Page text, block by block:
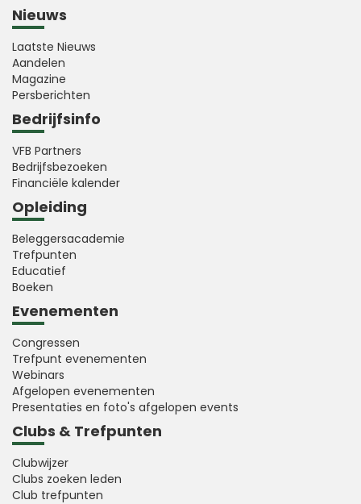
Nieuws
Laatste Nieuws
Aandelen
Magazine
Persberichten
Bedrijfsinfo
VFB Partners
Bedrijfsbezoeken
Financiële kalender
Opleiding
Beleggersacademie
Trefpunten
Educatief
Boeken
Evenementen
Congressen
Trefpunt evenementen
Webinars
Afgelopen evenementen
Presentaties en foto's afgelopen events
Clubs & Trefpunten
Clubwijzer
Clubs zoeken leden
Club trefpunten